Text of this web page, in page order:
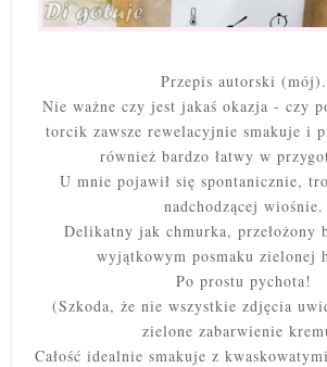
Przepis autorski (mój).
Nie ważne czy jest jakaś okazja - czy
torcik zawsze rewelacyjnie smakuje i
również bardzo łatwy w
U mnie pojawił się spontanicznie,
nadchodzącej wiośnie.
Delikatny jak chmurka, przełożony
wyjątkowym posmaku zielonej
Po prostu pychota!
(Szkoda, że nie wszystkie zdjęcia
zielone zabarwienie
Całość idealnie smakuje z